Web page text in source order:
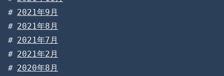
2021年9月
2021年8月
2021年7月
2021年2月
2020年8月